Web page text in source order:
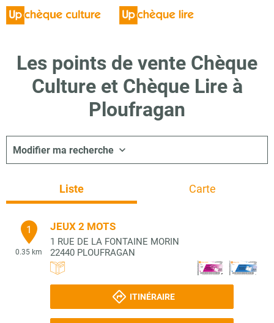
Les points de vente Chèque
Culture et Chèque Lire à
Ploufragan
Modifier ma recherche
Liste Carte
1
0.35 km
JEUX 2 MOTS
1 RUE DE LA FONTAINE MORIN
22440 PLOUFRAGAN
ITINÉRAIRE